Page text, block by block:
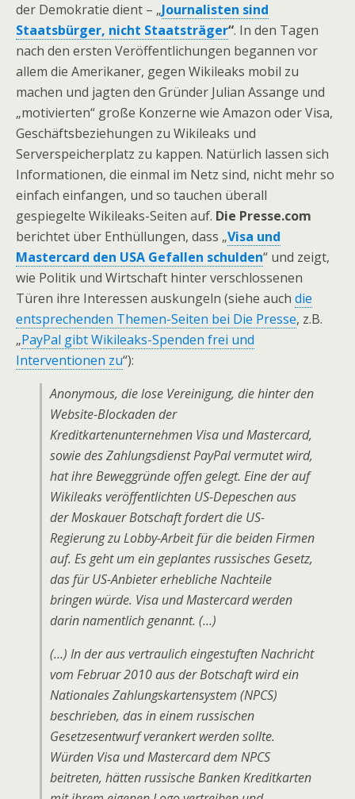
der Demokratie dient – „Journalisten sind
Staatsbürger, nicht Staatsträger“. In den Tagen
nach den ersten Veröffentlichungen begannen vor
allem die Amerikaner, gegen Wikileaks mobil zu
machen und jagten den Gründer Julian Assange und
„motivierten“ große Konzerne wie Amazon oder Visa,
Geschäftsbeziehungen zu Wikileaks und
Serverspeicherplatz zu kappen. Natürlich lassen sich
Informationen, die einmal im Netz sind, nicht mehr so
einfach einfangen, und so tauchen überall
gespiegelte Wikileaks-Seiten auf. Die Presse.com
berichtet über Enthüllungen, dass „Visa und
Mastercard den USA Gefallen schulden“ und zeigt,
wie Politik und Wirtschaft hinter verschlossenen
Türen ihre Interessen auskungeln (siehe auch die
entsprechenden Themen-Seiten bei Die Presse, z.B.
„PayPal gibt Wikileaks-Spenden frei und
Interventionen zu“):
Anonymous, die lose Vereinigung, die hinter den
Website-Blockaden der
Kreditkartenunternehmen Visa und Mastercard,
sowie des Zahlungsdienst PayPal vermutet wird,
hat ihre Beweggründe offen gelegt. Eine der auf
Wikileaks veröffentlichten US-Depeschen aus
der Moskauer Botschaft fordert die US-
Regierung zu Lobby-Arbeit für die beiden Firmen
auf. Es geht um ein geplantes russisches Gesetz,
das für US-Anbieter erhebliche Nachteile
bringen würde. Visa und Mastercard werden
darin namentlich genannt. (…)
(…) In der aus vertraulich eingestuften Nachricht
vom Februar 2010 aus der Botschaft wird ein
Nationales Zahlungskartensystem (NPCS)
beschrieben, das in einem russischen
Gesetzesentwurf verankert werden sollte.
Würden Visa und Mastercard dem NPCS
beitreten, hätten russische Banken Kreditkarten